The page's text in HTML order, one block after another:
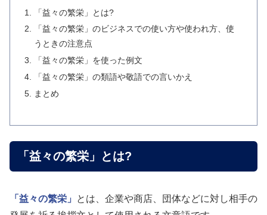
「益々の繁栄」とは?
「益々の繁栄」のビジネスでの使い方や使われ方、使
うときの注意点
「益々の繁栄」を使った例文
「益々の繁栄」の類語や敬語での言いかえ
まとめ
「益々の繁栄」とは?
「益々の繁栄」
とは、企業や商店、団体などに対し相手の